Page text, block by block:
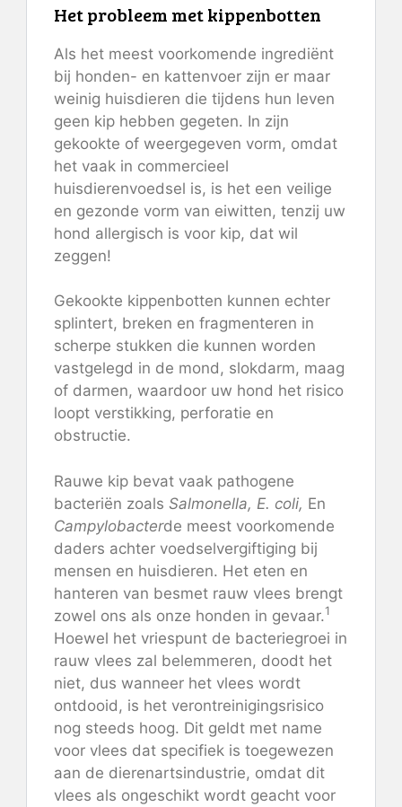
Het probleem met kippenbotten
Als het meest voorkomende ingrediënt
bij honden- en kattenvoer zijn er maar
weinig huisdieren die tijdens hun leven
geen kip hebben gegeten. In zijn
gekookte of weergegeven vorm, omdat
het vaak in commercieel
huisdierenvoedsel is, is het een veilige
en gezonde vorm van eiwitten, tenzij uw
hond allergisch is voor kip, dat wil
zeggen!
Gekookte kippenbotten kunnen echter
splintert, breken en fragmenteren in
scherpe stukken die kunnen worden
vastgelegd in de mond, slokdarm, maag
of darmen, waardoor uw hond het risico
loopt verstikking, perforatie en
obstructie.
Rauwe kip bevat vaak pathogene
bacteriën zoals Salmonella, E. coli, En
Campylobacterde meest voorkomende
daders achter voedselvergiftiging bij
mensen en huisdieren. Het eten en
hanteren van besmet rauw vlees brengt
zowel ons als onze honden in gevaar.1
Hoewel het vriespunt de bacteriegroei in
rauw vlees zal belemmeren, doodt het
niet, dus wanneer het vlees wordt
ontdooid, is het verontreinigingsrisico
nog steeds hoog. Dit geldt met name
voor vlees dat specifiek is toegewezen
aan de dierenartsindustrie, omdat dit
vlees als ongeschikt wordt geacht voor